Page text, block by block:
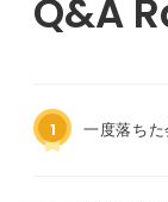
1 一度落ちた